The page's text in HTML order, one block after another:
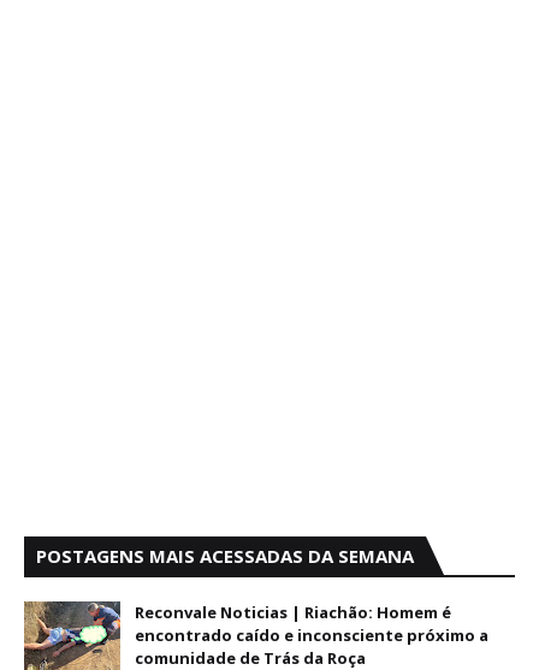
POSTAGENS MAIS ACESSADAS DA SEMANA
Reconvale Noticias | Riachão: Homem é
encontrado caído e inconsciente próximo a
comunidade de Trás da Roça